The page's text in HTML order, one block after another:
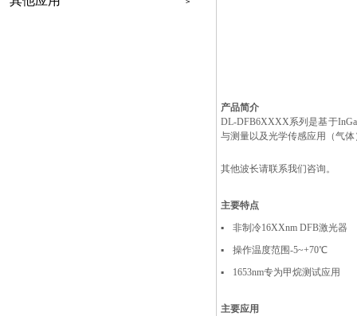
产品简介
DL-DFB6XXXX系列是基于
与测量以及光学传感应用（气
其他波长请联系我们咨询。
主要特点
▪非制冷16XXnm DFB激光器
▪操作温度范围-5~+70℃
▪ 1653nm专为甲烷测试应用
主要应用